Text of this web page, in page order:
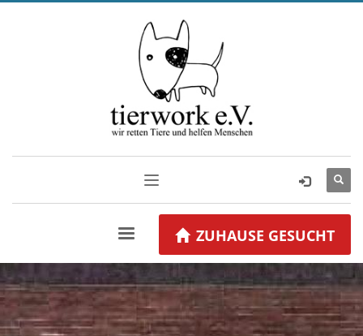
ZUHAUSE GESUCHT